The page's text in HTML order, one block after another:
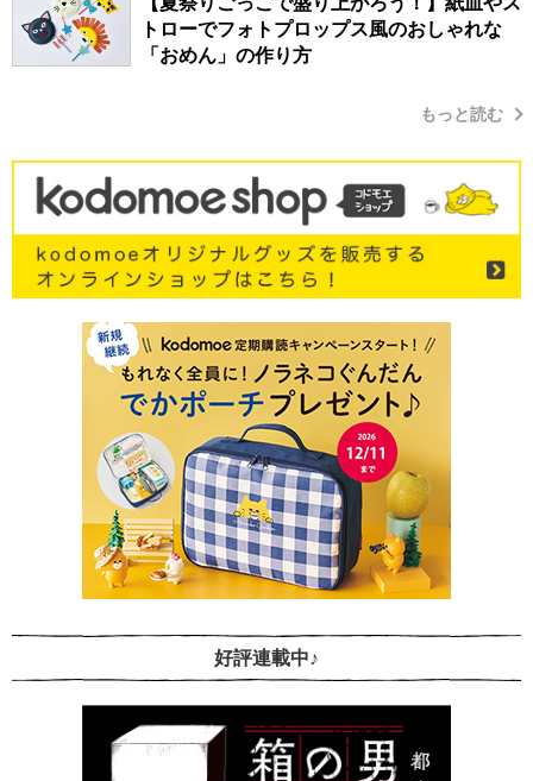
トローでフォトプロップス風のおしゃれな
「おめん」の作り方
もっと読む
好評連載中♪